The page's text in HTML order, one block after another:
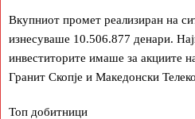
Вкупниот промет реализиран на
изнесуваше 10.506.877 денари.
инвеститорите имаше за акциите
Гранит Скопје и Македонски
Топ добитници